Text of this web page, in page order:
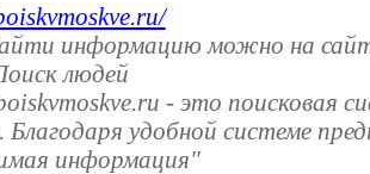
информацию можно на
людей
- это
удобной системе
информация"